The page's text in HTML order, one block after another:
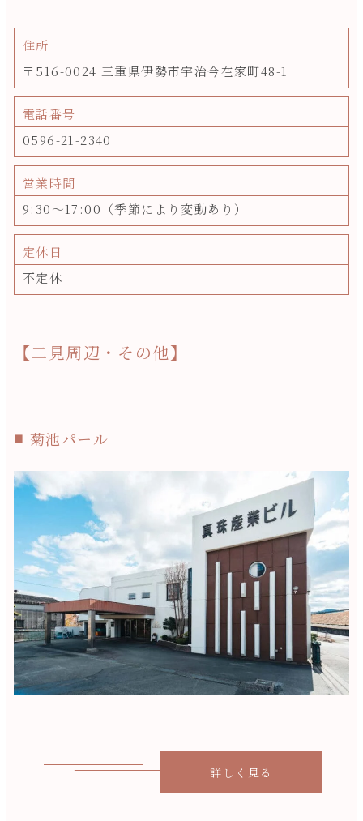
住所
〒516-0024 三重県伊勢市宇治今在家町48-1
電話番号
0596-21-2340
営業時間
9:30～17:00（季節により変動あり）
定休日
不定休
【二見周辺・その他】
菊池パール
詳しく見る